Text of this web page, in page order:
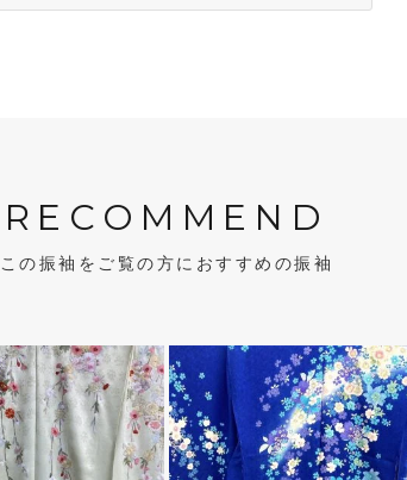
RECOMMEND
この振袖をご覧の方におすすめの振袖